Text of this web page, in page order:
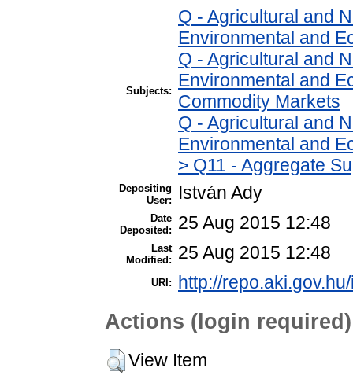
Subjects:
Q - Agricultural and
Environmental and
Q - Agricultural and
Environmental and
Commodity Markets
Q - Agricultural and
Environmental and
> Q11 - Aggregate
Depositing
User:
István Ady
Date
Deposited:
25 Aug 2015 12:48
Last
Modified:
25 Aug 2015 12:48
URI: http://
Actions (login required)
View Item